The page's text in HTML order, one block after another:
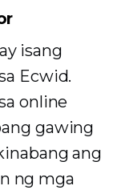
isang
Ecwid.
online
gawing
ang
ng mga